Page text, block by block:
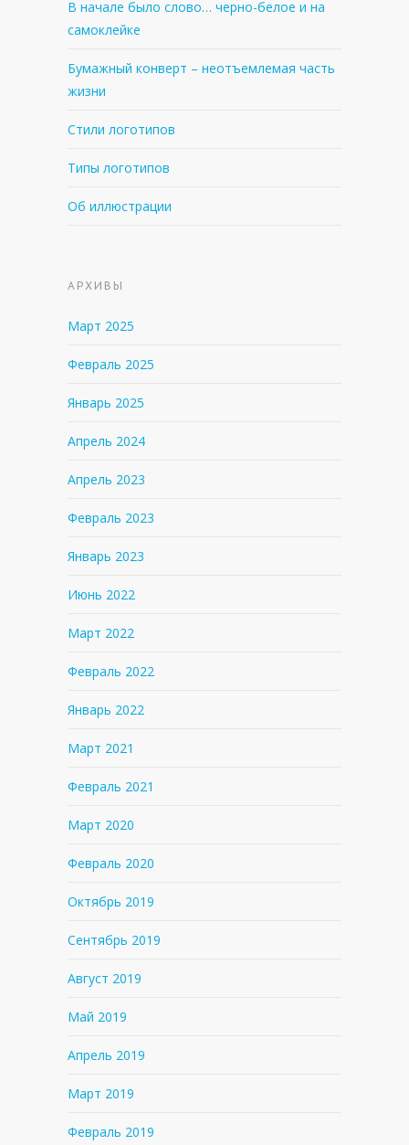
В начале было слово… черно-белое и на
самоклейке
Бумажный конверт – неотъемлемая часть
жизни
Стили логотипов
Типы логотипов
Об иллюстрации
АРХИВЫ
Март 2025
Февраль 2025
Январь 2025
Апрель 2024
Апрель 2023
Февраль 2023
Январь 2023
Июнь 2022
Март 2022
Февраль 2022
Январь 2022
Март 2021
Февраль 2021
Март 2020
Февраль 2020
Октябрь 2019
Сентябрь 2019
Август 2019
Май 2019
Апрель 2019
Март 2019
Февраль 2019